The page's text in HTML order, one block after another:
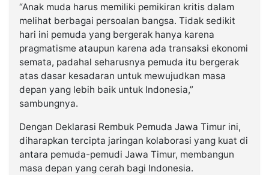
“Anak muda harus memiliki pemikiran kritis dalam
melihat berbagai persoalan bangsa. Tidak sedikit
hari ini pemuda yang bergerak hanya karena
pragmatisme ataupun karena ada transaksi ekonomi
semata, padahal seharusnya pemuda itu bergerak
atas dasar kesadaran untuk mewujudkan masa
depan yang lebih baik untuk Indonesia,”
sambungnya.
Dengan Deklarasi Rembuk Pemuda Jawa Timur ini,
diharapkan tercipta jaringan kolaborasi yang kuat di
antara pemuda-pemudi Jawa Timur, membangun
masa depan yang cerah bagi Indonesia.